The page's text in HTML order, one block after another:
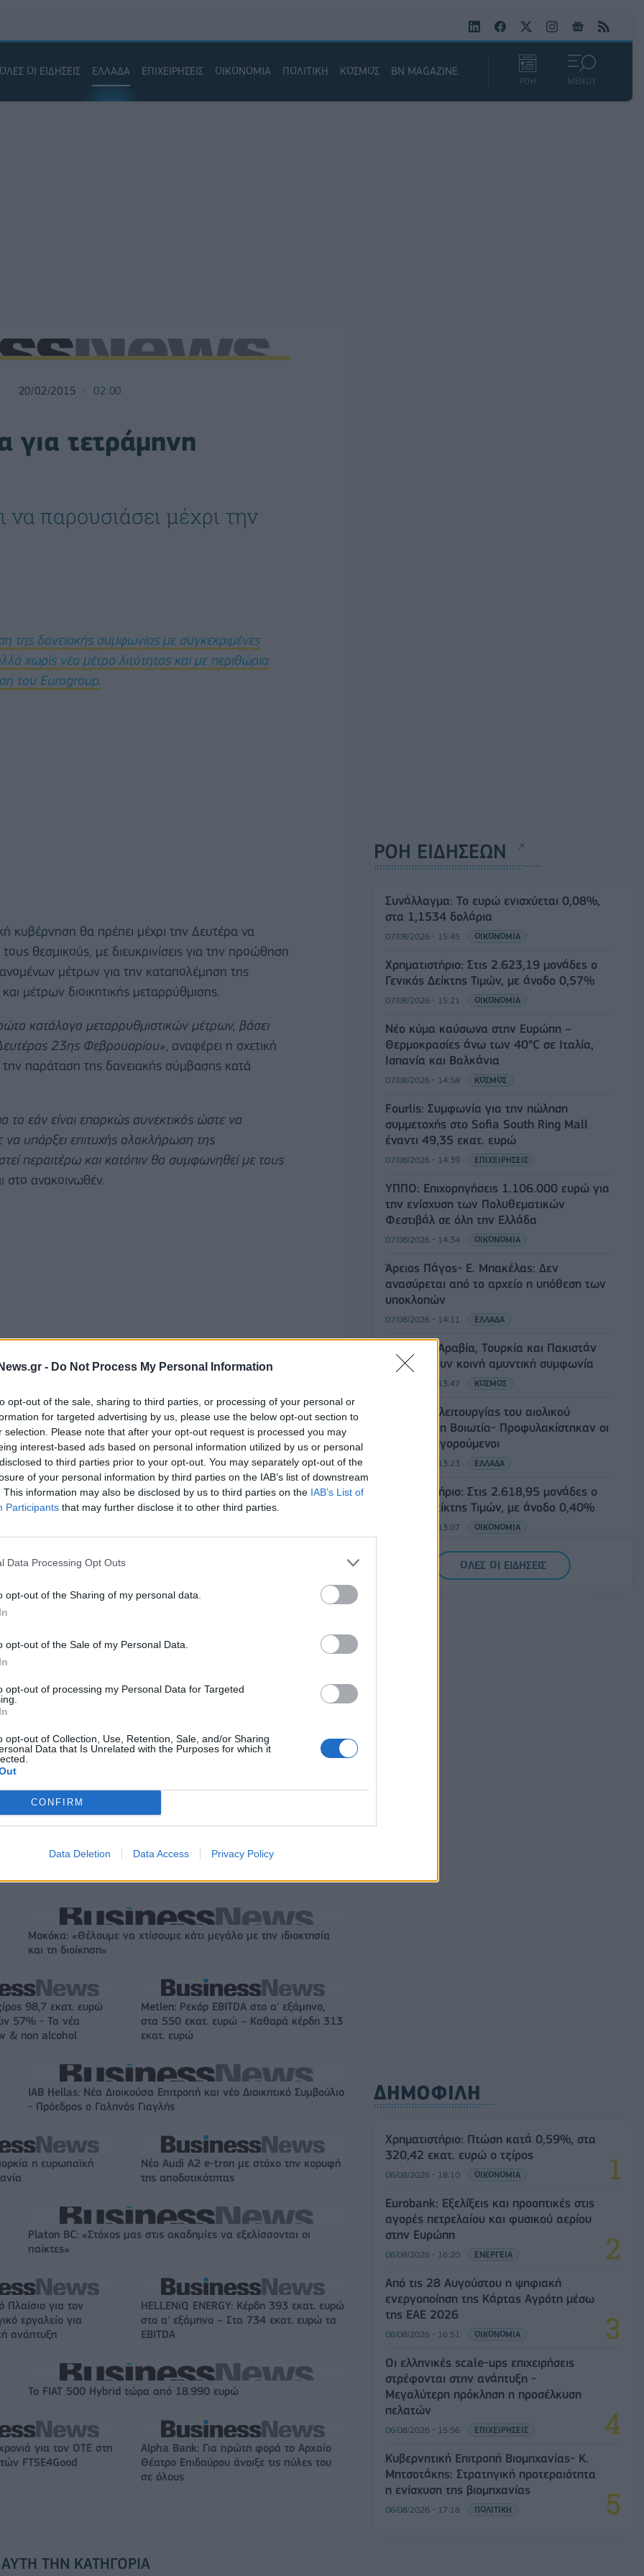
- Do Not Process My Personal Information
opt-out of the sale, sharing to third parties, or processing of your personal or
for targeted advertising by us, please use the below opt-out section to
selection. Please note that after your opt-out request is processed you may
interest-based ads based on personal information utilized by us or personal
to third parties prior to your opt-out. You may separately opt-out of the
of your personal information by third parties on the IAB’s list of downstream
This information may also be disclosed by us to third parties on the IAB’s List of
Participants that may further disclose it to other third parties.
Data Processing Opt Outs
opt-out of the Sharing of my personal data.
opt-out of the Sale of my Personal Data.
opt-out of processing my Personal Data for Targeted
opt-out of Collection, Use, Retention, Sale, and/or Sharing
Data that Is Unrelated with the Purposes for which it
CONFIRM
Data Deletion Data Access Privacy Policy
ΟΛΕΣ ΟΙ ΕΙΔΗΣΕΙΣ ΕΛΛΑΔΑ ΕΠΙΧΕΙΡΗΣΕΙΣ ΟΙΚΟΝΟΜΙΑ ΠΟΛΙΤΙΚΗ ΚΟΣΜΟΣ BN MAGAZINE
ΡΟΗ ΜΕΝΟΥ
20/02/2015 02:00
για τετράμηνη
παρουσιάσει μέχρι την
της δανειακής συμφωνίας με συγκεκριμένες
χωρίς νέα μέτρα λιτότητας και με περιθώρια
του Eurogroup.
κυβέρνηση θα πρέπει μέχρι την Δευτέρα να
θεσμικούς, με διευκρινίσεις για την προώθηση
μέτρων για την καταπολέμηση της
μέτρων διοικητικής μεταρρύθμισης.
κατάλογο μεταρρυθμιστικών μέτρων, βάσει
23ης Φεβρουαρίου» , αναφέρει η σχετική
παράταση της δανειακής σύμβασης κατά
εάν είναι επαρκώς συνεκτικός ώστε να
να υπάρξει επιτυχής ολοκλήρωση της
περαιτέρω και κατόπιν θα συμφωνηθεί με τους
στο ανακοινωθέν.
για την αποχή από μονομερείς ενέργειες , που
χώρας ενώ από την άλλη δεν υπάρχουν
πλεονασμάτων που οφείλει να
Σύμφωνα με τον υπουργό ΟικονομικώνΓιάνη
πετύχει η χώρα φέτος θα συνάδει με τις
Μοκόκα: «Θέλουμε να χτίσουμε κάτι μεγάλο με την ιδιοκτησία
και τη διοίκηση»
98,7 εκατ. ευρώ
57% - Τα νέα
& non alcohol
Metlen: Ρεκόρ EBITDA στο α' εξάμηνο,
στα 550 εκατ. ευρώ – Καθαρά κέρδη 313
εκατ. ευρώ
IAB Hellas: Νέα Διοικούσα Επιτροπή και νέο Διοικητικό Συμβούλιο
- Πρόεδρος ο Γαληνός Γιαγλής
η ευρωπαϊκή
Νέο Audi A2 e-tron με στόχο την κορυφή
της αποδοτικότητας
Platon BC: «Στόχος μας στις ακαδημίες να εξελίσσονται οι
παίκτες»
Πλαίσιο για τον
εργαλείο για
ανάπτυξη
HELLENiQ ENERGY: Κέρδη 393 εκατ. ευρώ
στο α' εξάμηνο – Στα 734 εκατ. ευρώ τα
EBITDA
Το FIAT 500 Hybrid τώρα από 18.990 ευρώ
για τον ΟΤΕ στη
FTSE4Good
Alpha Bank: Για πρώτη φορά το Αρχαίο
Θέατρο Επιδαύρου άνοιξε τις πύλες του
σε όλους
ΤΗΝ ΚΑΤΗΓΟΡΊΑ
ΡΟΗ ΕΙΔΗΣΕΩΝ
Συνάλλαγμα: Το ευρώ ενισχύεται 0,08%,
στα 1,1534 δολάρια
07/08/2026 - 15:45 ΟΙΚΟΝΟΜΙΑ
Χρηματιστήριο: Στις 2.623,19 μονάδες ο
Γενικός Δείκτης Τιμών, με άνοδο 0,57%
07/08/2026 - 15:21 ΟΙΚΟΝΟΜΙΑ
Νέο κύμα καύσωνα στην Ευρώπη –
Θερμοκρασίες άνω των 40°C σε Ιταλία,
Ισπανία και Βαλκάνια
07/08/2026 - 14:58 ΚΟΣΜΟΣ
Fourlis: Συμφωνία για την πώληση
συμμετοχής στο Sofia South Ring Mall
έναντι 49,35 εκατ. ευρώ
07/08/2026 - 14:39 ΕΠΙΧΕΙΡΗΣΕΙΣ
ΥΠΠΟ: Επιχορηγήσεις 1.106.000 ευρώ για
την ενίσχυση των Πολυθεματικών
Φεστιβάλ σε όλη την Ελλάδα
07/08/2026 - 14:34 ΟΙΚΟΝΟΜΙΑ
Άρειος Πάγος- Ε. Μπακέλας: Δεν
ανασύρεται από το αρχείο η υπόθεση των
υποκλοπών
07/08/2026 - 14:11 ΕΛΛΑΔΑ
Σαουδική Αραβία, Τουρκία και Πακιστάν
υπογράφουν κοινή αμυντική συμφωνία
07/08/2026 - 13:47 ΚΟΣΜΟΣ
Αναστολή λειτουργίας του αιολικού
πάρκου στη Βοιωτία- Προφυλακίστηκαν οι
τρεις κατηγορούμενοι
07/08/2026 - 13:23 ΕΛΛΑΔΑ
Χρηματιστήριο: Στις 2.618,95 μονάδες ο
Γενικός Δείκτης Τιμών, με άνοδο 0,40%
07/08/2026 - 13:07 ΟΙΚΟΝΟΜΙΑ
ΕΛΣΤΑΤ: Στο 3,4% υποχώρησε ο
πληθωρισμός τον Ιούλιο
ΟΛΕΣ ΟΙ ΕΙΔΗΣΕΙΣ
ΔΗΜΟΦΙΛΗ
Χρηματιστήριο: Πτώση κατά 0,59%, στα
320,42 εκατ. ευρώ ο τζίρος
06/08/2026 - 18:10 ΟΙΚΟΝΟΜΙΑ
Eurobank: Εξελίξεις και προοπτικές στις
αγορές πετρελαίου και φυσικού αερίου
στην Ευρώπη
06/08/2026 - 16:20 ΕΝΕΡΓΕΙΑ
Από τις 28 Αυγούστου η ψηφιακή
ενεργοποίηση της Κάρτας Αγρότη μέσω
της ΕΑΕ 2026
06/08/2026 - 16:51 ΟΙΚΟΝΟΜΙΑ
Οι ελληνικές scale-ups επιχειρήσεις
στρέφονται στην ανάπτυξη -
Μεγαλύτερη πρόκληση η προσέλκυση
πελατών
06/08/2026 - 15:56 ΕΠΙΧΕΙΡΗΣΕΙΣ
Κυβερνητική Επιτροπή Βιομηχανίας- Κ.
Μητσοτάκης: Στρατηγική προτεραιότητα
η ενίσχυση της βιομηχανίας
06/08/2026 - 17:18 ΠΟΛΙΤΙΚΗ